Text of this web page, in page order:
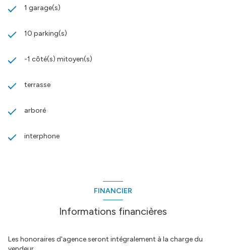
1 garage(s)
10 parking(s)
-1 côté(s) mitoyen(s)
terrasse
arboré
interphone
FINANCIER
Informations financières
Les honoraires d'agence seront intégralement à la charge du